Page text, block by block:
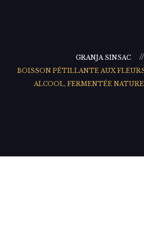
GRANJA SINSAC
BOISSON PÉTILLANTE AUX
ALCOOL, FERMENTÉE